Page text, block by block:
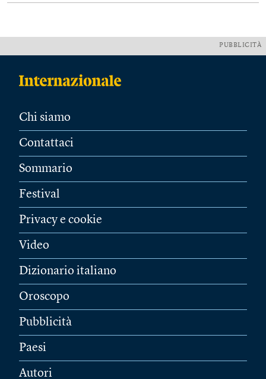
PUBBLICITÀ
Chi siamo
Contattaci
Sommario
Festival
Privacy e cookie
Video
Dizionario italiano
Oroscopo
Pubblicità
Paesi
Autori